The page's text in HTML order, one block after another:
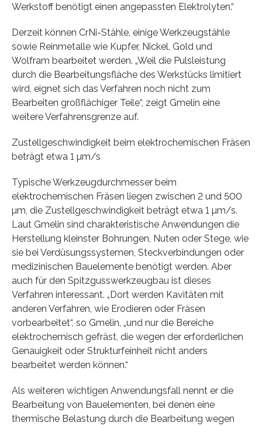
Werkstoff benötigt einen angepassten Elektrolyten.“
Derzeit können CrNi-Stähle, einige Werkzeugstähle
sowie Reinmetalle wie Kupfer, Nickel, Gold und
Wolfram bearbeitet werden. „Weil die Pulsleistung
durch die Bearbeitungsfläche des Werkstücks limitiert
wird, eignet sich das Verfahren noch nicht zum
Bearbeiten großflächiger Teile“, zeigt Gmelin eine
weitere Verfahrensgrenze auf.
Zustellgeschwindigkeit beim elektrochemischen Fräsen
beträgt etwa 1 µm/s
Typische Werkzeugdurchmesser beim
elektrochemischen Fräsen liegen zwischen 2 und 500
µm, die Zustellgeschwindigkeit beträgt etwa 1 µm/s.
Laut Gmelin sind charakteristische Anwendungen die
Herstellung kleinster Bohrungen, Nuten oder Stege, wie
sie bei Verdüsungssystemen, Steckverbindungen oder
medizinischen Bauelemente benötigt werden. Aber
auch für den Spitzgusswerkzeugbau ist dieses
Verfahren interessant. „Dort werden Kavitäten mit
anderen Verfahren, wie Erodieren oder Fräsen
vorbearbeitet“, so Gmelin, „und nur die Bereiche
elektrochemisch gefräst, die wegen der erforderlichen
Genauigkeit oder Strukturfeinheit nicht anders
bearbeitet werden können.“
Als weiteren wichtigen Anwendungsfall nennt er die
Bearbeitung von Bauelementen, bei denen eine
thermische Belastung durch die Bearbeitung wegen